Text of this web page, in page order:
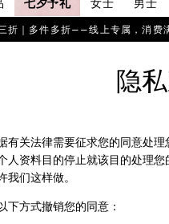
折｜多件多折——线上专属，消费
隐
有关法律需要征求您的同意处
人资料目的停止就该目的处理
我们这样做。
下方式撤销您的同意：